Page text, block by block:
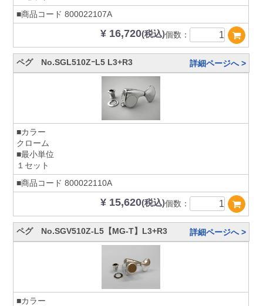
■商品コード 800022107A
¥ 16,720(税込)個数：
ペグ No.SGL510ZｰL5 L3+R3 詳細ページへ >
■カラー
クローム
■最小単位
１セット
■商品コード 800022110A
¥ 15,620(税込)個数：
ペグ No.SGV510Z-L5【MG-T】L3+R3 詳細ページへ >
■カラー